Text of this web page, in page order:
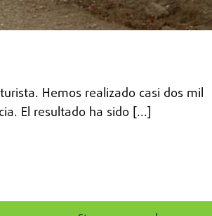
Hemos realizado casi dos mil
El resultado ha sido [...]